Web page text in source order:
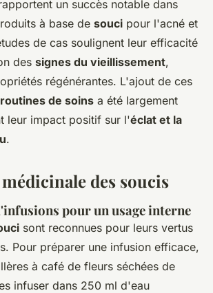
un succès notable dans
à base de souci pour l'acné et
de cas soulignent leur efficacité
des signes du vieillissement,
régénérantes. L'ajout de ces
de soins a été largement
leur impact positif sur l'éclat et la
.
des soucis
pour un usage interne
sont reconnues pour leurs vertus
Pour préparer une infusion efficace,
à café de fleurs séchées de
infuser dans 250 ml d'eau